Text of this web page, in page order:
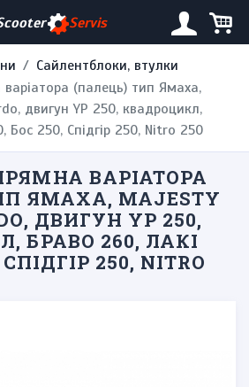
Servis
Сайлентблоки, втулки
(палець) тип Ямаха,
двигун YP 250, квадроцикл,
Бос 250, Спідгір 250, Nitro 250
ВАРІАТОРА
ЯМАХА, MAJESTY
ДВИГУН YP 250,
БРАВО 260, ЛАКІ
250, NITRO